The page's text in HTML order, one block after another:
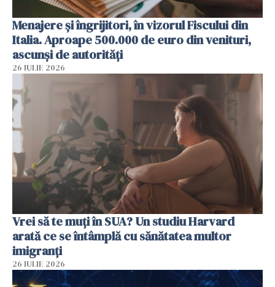
Menajere și îngrijitori, în vizorul Fiscului din
Italia. Aproape 500.000 de euro din venituri,
ascunși de autorități
26 IULIE 2026
Vrei să te muți în SUA? Un studiu Harvard
arată ce se întâmplă cu sănătatea multor
imigranți
26 IULIE 2026